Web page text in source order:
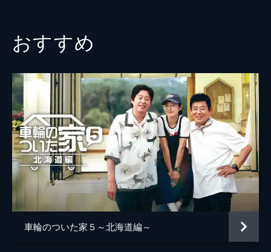
90分
第3話 うれしい客とうれしくない客
を迎えて畑に向かうメンバー。普段から仲の
良いゲストが合流し、車内での会話も弾む。
畑に到着し、成長した作物を見て興奮する
も、伸び放題の雑草に困惑する。
91分
第4話 雨が降っている しかも大雨…
念願の珍しい植物を手に入れて登場したグァ
ンス。雨の中、ドライブを楽しみながら、い
つもどおり畑へ向かう。雨に打たれながら成
長した作物を見てはしゃぐ4人だったが、作
87分
監督 チャ･テヒョン
おすすめ
車輪のついた家５～北海道編～